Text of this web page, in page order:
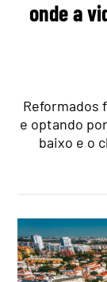
onde a
Reformados
e optando
baixo e o